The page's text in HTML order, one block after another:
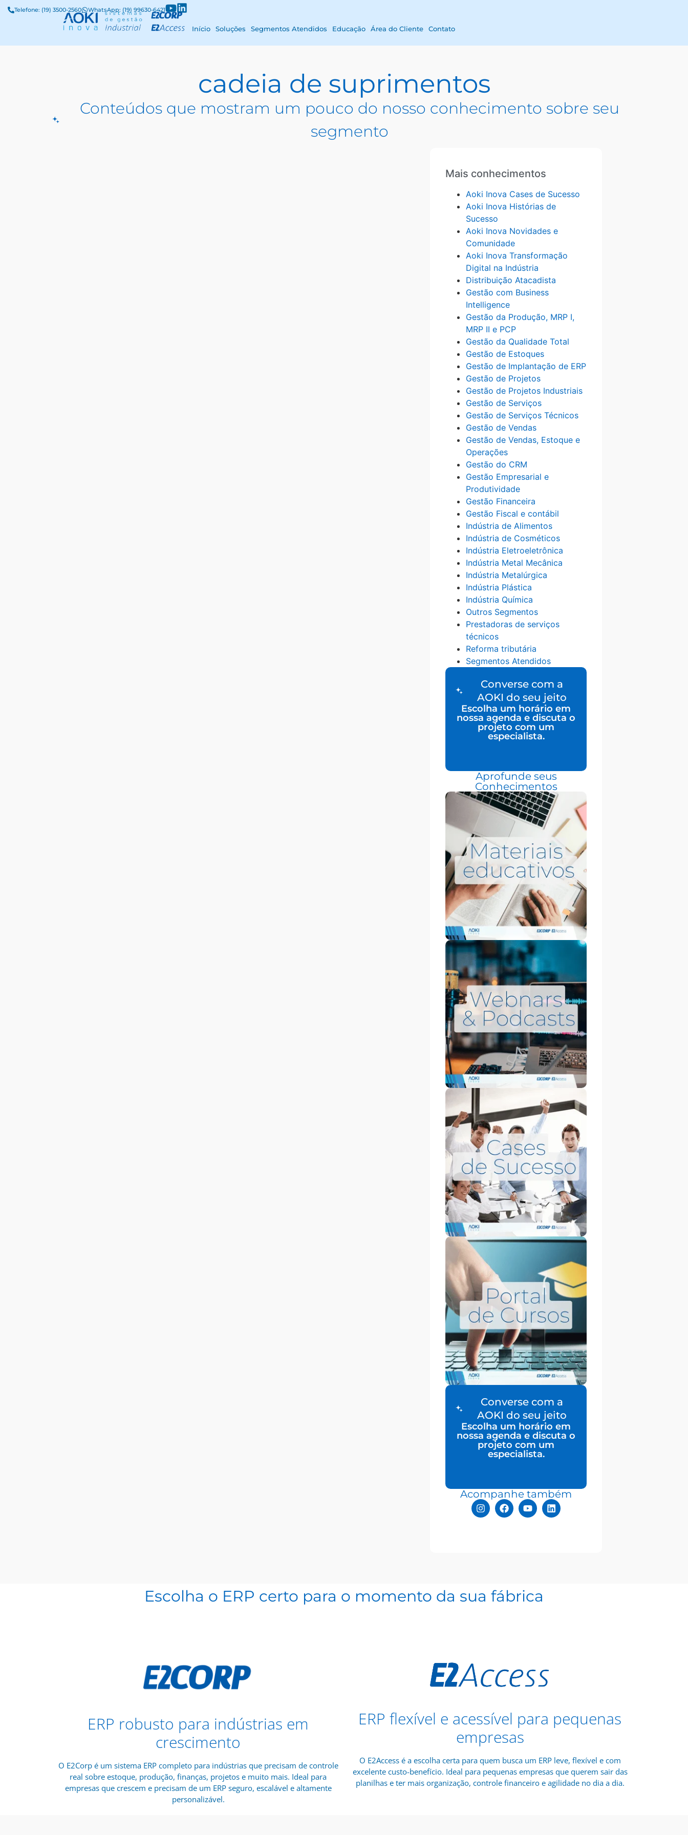
Telefone: (19) 3500-2560 WhatsApp: (19) 99630-6421
Início Soluções Segmentos Atendidos Educação Área do Cliente Contato
cadeia de suprimentos
Conteúdos que mostram um pouco do nosso conhecimento sobre seu
segmento
Mais conhecimentos
Aoki Inova Cases de Sucesso
Aoki Inova Histórias de
Sucesso
Aoki Inova Novidades e
Comunidade
Aoki Inova Transformação
Digital na Indústria
Distribuição Atacadista
Gestão com Business
Intelligence
Gestão da Produção, MRP I,
MRP II e PCP
Gestão da Qualidade Total
Gestão de Estoques
Gestão de Implantação de ERP
Gestão de Projetos
Gestão de Projetos Industriais
Gestão de Serviços
Gestão de Serviços Técnicos
Gestão de Vendas
Gestão de Vendas, Estoque e
Operações
Gestão do CRM
Gestão Empresarial e
Produtividade
Gestão Financeira
Gestão Fiscal e contábil
Indústria de Alimentos
Indústria de Cosméticos
Indústria Eletroeletrônica
Indústria Metal Mecânica
Indústria Metalúrgica
Indústria Plástica
Indústria Química
Outros Segmentos
Prestadoras de serviços
técnicos
Reforma tributária
Segmentos Atendidos
Converse com a
AOKI do seu jeito
Escolha um horário em
nossa agenda e discuta o
projeto com um
especialista.
Aprofunde seus
Conhecimentos
Converse com a
AOKI do seu jeito
Escolha um horário em
nossa agenda e discuta o
projeto com um
especialista.
Acompanhe também
Escolha o ERP certo para o momento da sua fábrica
ERP robusto para indústrias em
crescimento
O E2Corp é um sistema ERP completo para indústrias que precisam de controle
real sobre estoque, produção, finanças, projetos e muito mais. Ideal para
empresas que crescem e precisam de um ERP seguro, escalável e altamente
personalizável.
ERP flexível e acessível para pequenas
empresas
O E2Access é a escolha certa para quem busca um ERP leve, flexível e com
excelente custo-benefício. Ideal para pequenas empresas que querem sair das
planilhas e ter mais organização, controle financeiro e agilidade no dia a dia.